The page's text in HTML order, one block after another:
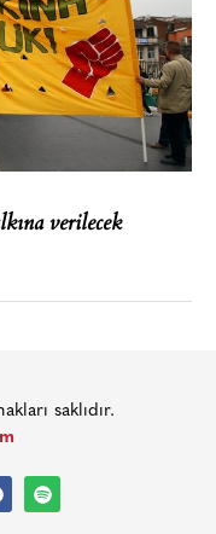
verilecek
saklıdır.